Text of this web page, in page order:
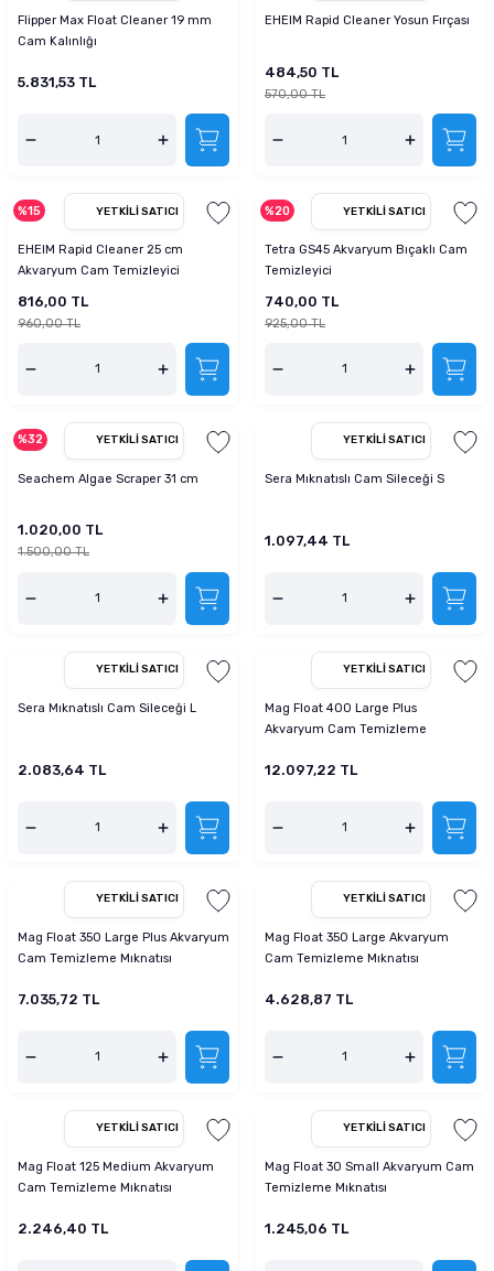
Flipper Max Float Cleaner 19 mm
Cam Kalınlığı
5.831,53 TL
EHEIM Rapid Cleaner Yosun Fırçası
484,50 TL
570,00 TL
%15 YETKILI SATICI
EHEIM Rapid Cleaner 25 cm
Akvaryum Cam Temizleyici
816,00 TL
960,00 TL
%20 YETKILI SATICI
Tetra GS45 Akvaryum Bıçaklı Cam
Temizleyici
740,00 TL
925,00 TL
%32 YETKILI SATICI
Seachem Algae Scraper 31 cm
1.020,00 TL
1.500,00 TL
YETKILI SATICI
Sera Mıknatıslı Cam Sileceği S
1.097,44 TL
YETKILI SATICI
Sera Mıknatıslı Cam Sileceği L
2.083,64 TL
YETKILI SATICI
Mag Float 400 Large Plus
Akvaryum Cam Temizleme
12.097,22 TL
YETKILI SATICI
Mag Float 350 Large Plus Akvaryum
Cam Temizleme Mıknatısı
7.035,72 TL
YETKILI SATICI
Mag Float 350 Large Akvaryum
Cam Temizleme Mıknatısı
4.628,87 TL
YETKILI SATICI
Mag Float 125 Medium Akvaryum
Cam Temizleme Mıknatısı
2.246,40 TL
YETKILI SATICI
Mag Float 30 Small Akvaryum Cam
Temizleme Mıknatısı
1.245,06 TL